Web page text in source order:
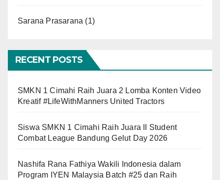
Sarana Prasarana (1)
RECENT POSTS
SMKN 1 Cimahi Raih Juara 2 Lomba Konten Video
Kreatif #LifeWithManners United Tractors
Siswa SMKN 1 Cimahi Raih Juara II Student
Combat League Bandung Gelut Day 2026
Nashifa Rana Fathiya Wakili Indonesia dalam
Program IYEN Malaysia Batch #25 dan Raih